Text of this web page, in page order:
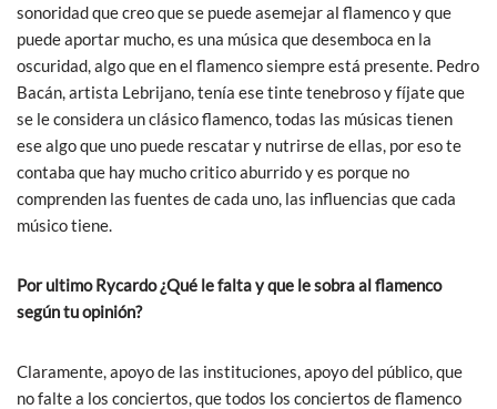
sonoridad que creo que se puede asemejar al flamenco y que
puede aportar mucho, es una música que desemboca en la
oscuridad, algo que en el flamenco siempre está presente. Pedro
Bacán, artista Lebrijano, tenía ese tinte tenebroso y fíjate que
se le considera un clásico flamenco, todas las músicas tienen
ese algo que uno puede rescatar y nutrirse de ellas, por eso te
contaba que hay mucho critico aburrido y es porque no
comprenden las fuentes de cada uno, las influencias que cada
músico tiene.
Por ultimo Rycardo ¿Qué le falta y que le sobra al flamenco
según tu opinión?
Claramente, apoyo de las instituciones, apoyo del público, que
no falte a los conciertos, que todos los conciertos de flamenco